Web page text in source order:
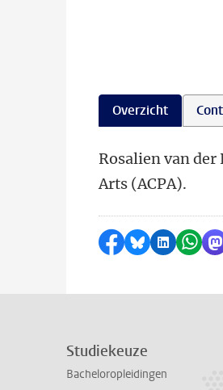
Overzicht
Rosalien van
Arts (ACPA).
Delen op
Delen viaDelen op
Studiekeuze
Bacheloropleidingen